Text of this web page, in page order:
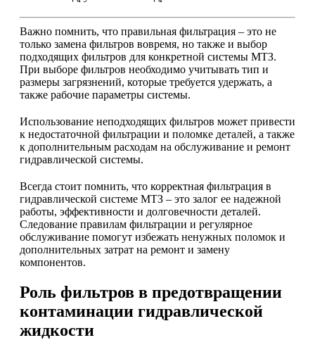
Важно помнить, что правильная фильтрация – это не
только замена фильтров вовремя, но также и выбор
подходящих фильтров для конкретной системы МТЗ.
При выборе фильтров необходимо учитывать тип и
размеры загрязнений, которые требуется удержать, а
также рабочие параметры системы.
Использование неподходящих фильтров может привести
к недостаточной фильтрации и поломке деталей, а также
к дополнительным расходам на обслуживание и ремонт
гидравлической системы.
Всегда стоит помнить, что корректная фильтрация в
гидравлической системе МТЗ – это залог ее надежной
работы, эффективности и долговечности деталей.
Следование правилам фильтрации и регулярное
обслуживание помогут избежать ненужных поломок и
дополнительных затрат на ремонт и замену
компонентов.
Роль фильтров в предотвращении
контаминации гидравлической
жидкости